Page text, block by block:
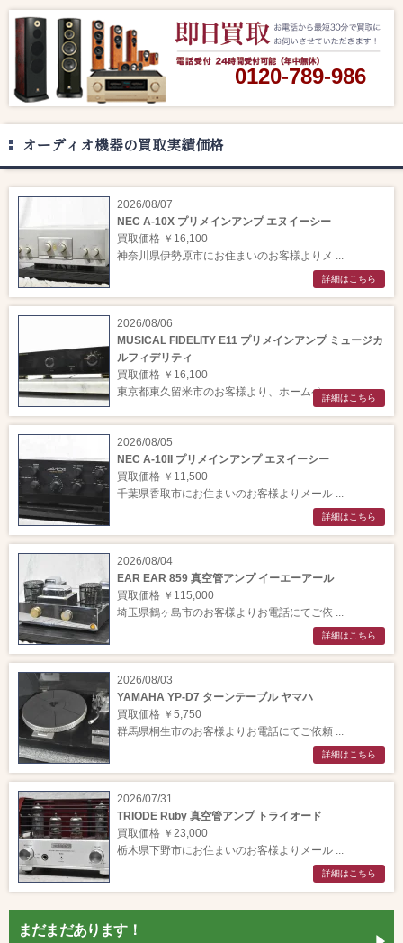
0120-789-986
オーディオ機器の買取実績価格
2026/08/07
NEC A-10X プリメインアンプ エヌイーシー
買取価格 ￥16,100
神奈川県伊勢原市にお住まいのお客様よりメ ...
詳細はこちら
2026/08/06
MUSICAL FIDELITY E11 プリメインアンプ ミュージカ
ルフィデリティ
買取価格 ￥16,100
東京都東久留米市のお客様より、ホームペー ...詳細はこちら
2026/08/05
NEC A-10II プリメインアンプ エヌイーシー
買取価格 ￥11,500
千葉県香取市にお住まいのお客様よりメール ...
詳細はこちら
2026/08/04
EAR EAR 859 真空管アンプ イーエーアール
買取価格 ￥115,000
埼玉県鶴ヶ島市のお客様よりお電話にてご依 ...
詳細はこちら
2026/08/03
YAMAHA YP-D7 ターンテーブル ヤマハ
買取価格 ￥5,750
群馬県桐生市のお客様よりお電話にてご依頼 ...
詳細はこちら
2026/07/31
TRIODE Ruby 真空管アンプ トライオード
買取価格 ￥23,000
栃木県下野市にお住まいのお客様よりメール ...
詳細はこちら
まだまだあります！